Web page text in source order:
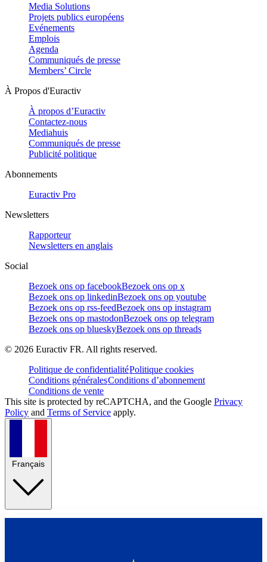
Media Solutions
Projets publics européens
Evénements
Emplois
Agenda
Communiqués de presse
Members’ Circle
À Propos d'Euractiv
À propos d’Euractiv
Contactez-nous
Mediahuis
Communiqués de presse
Publicité politique
Abonnements
Euractiv Pro
Newsletters
Rapporteur
Newsletters en anglais
Social
Bezoek ons op facebookBezoek ons op x
Bezoek ons op linkedinBezoek ons op youtube
Bezoek ons op rss-feedBezoek ons op instagram
Bezoek ons op mastodonBezoek ons op telegram
Bezoek ons op blueskyBezoek ons op threads
© 2026 Euractiv FR. All rights reserved.
Politique de confidentialitéPolitique cookies
Conditions généralesConditions d’abonnement
Conditions de vente
This site is protected by reCAPTCHA, and the Google Privacy
Policy and Terms of Service apply.
Français